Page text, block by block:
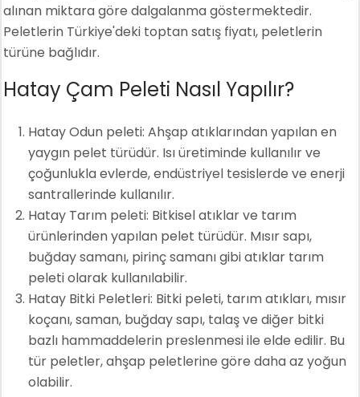
alınan miktara göre dalgalanma göstermektedir.
Peletlerin Türkiye'deki toptan satış fiyatı, peletlerin
türüne bağlıdır.
Hatay Çam Peleti Nasıl Yapılır?
Hatay Odun peleti: Ahşap atıklarından yapılan en
yaygın pelet türüdür. Isı üretiminde kullanılır ve
çoğunlukla evlerde, endüstriyel tesislerde ve enerji
santrallerinde kullanılır.
Hatay Tarım peleti: Bitkisel atıklar ve tarım
ürünlerinden yapılan pelet türüdür. Mısır sapı,
buğday samanı, pirinç samanı gibi atıklar tarım
peleti olarak kullanılabilir.
Hatay Bitki Peletleri: Bitki peleti, tarım atıkları, mısır
koçanı, saman, buğday sapı, talaş ve diğer bitki
bazlı hammaddelerin preslenmesi ile elde edilir. Bu
tür peletler, ahşap peletlerine göre daha az yoğun
olabilir.